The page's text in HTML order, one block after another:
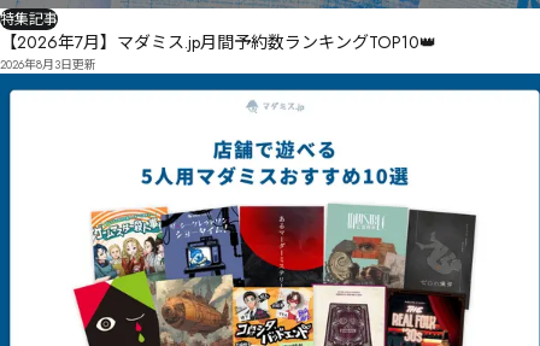
特集記事
【2026年7月】マダミス.jp月間予約数ランキングTOP10👑
2026年8月3日更新